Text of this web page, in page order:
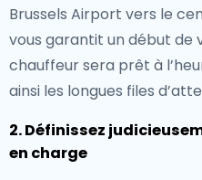
Brussels Airport vers le
vous garantit un début de
chauffeur sera prêt à
ainsi les longues files
2. Définissez
en charge